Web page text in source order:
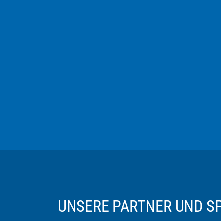
UNSERE PARTNER UND